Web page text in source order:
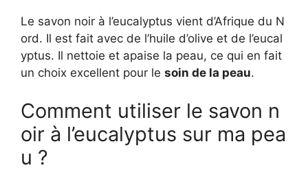
Le savon noir à l’eucalyptus vient d’Afrique du N
ord. Il est fait avec de l’huile d’olive et de l’eucal
yptus. Il nettoie et apaise la peau, ce qui en fait
un choix excellent pour le soin de la peau.
Comment utiliser le savon n
oir à l’eucalyptus sur ma pea
u ?